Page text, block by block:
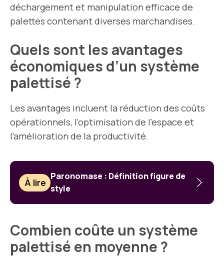
déchargement et manipulation efficace de
palettes contenant diverses marchandises.
Quels sont les avantages
économiques d’un système
palettisé ?
Les avantages incluent la réduction des coûts
opérationnels, l’optimisation de l’espace et
l’amélioration de la productivité.
À lire
Paronomase : Définition figure de
style
Combien coûte un système
palettisé en moyenne ?